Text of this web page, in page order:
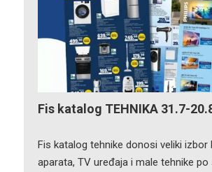
Fis katalog TEHNIKA 31.7-
Fis katalog tehnike donosi veliki izbor
aparata, TV uređaja i male tehnike po